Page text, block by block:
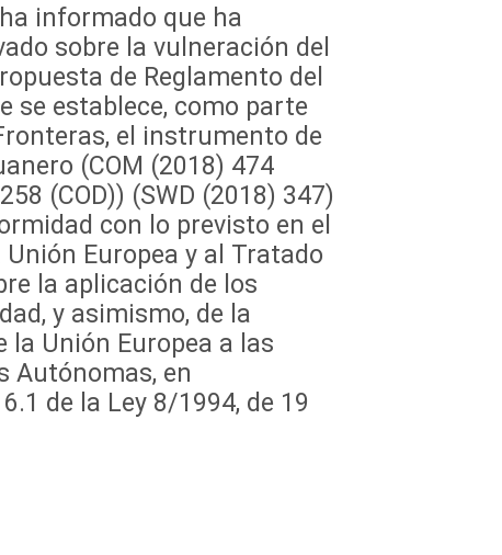
informado que ha
sobre la vulneración del
de Reglamento del
se establece, como parte
el instrumento de
(COM (2018) 474
(COD)) (SWD (2018) 347)
con lo previsto en el
Europea y al Tratado
la aplicación de los
y asimismo, de la
Unión Europea a las
Autónomas, en
de la Ley 8/1994, de 19